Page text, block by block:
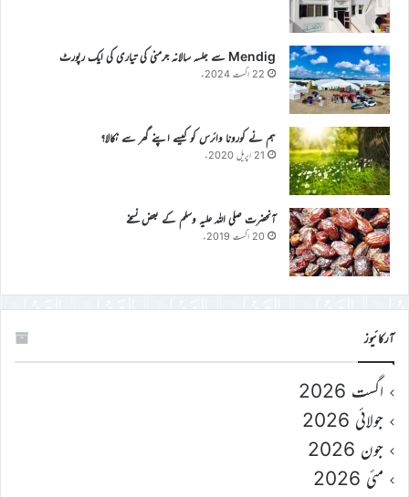
Mendig سے جلسہ سالانہ جرمنی کی تیاری کی ایک رپورٹ
22 اگست 2024ء
ہم نے کورونا وائرس کو کیسے اپنے گھر سے نکالا؟
21 اپریل 2020ء
آنحضرت صلی اللہ علیہ وسلم کے بعض نسخے
20 اگست 2019ء
آرکائیوز
اگست 2026
جولائی 2026
جون 2026
مئی 2026